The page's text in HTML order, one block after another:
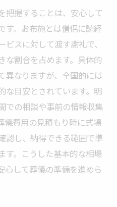
把握することは、安心して
す。お布施とは僧侶に読経
スに対して渡す謝礼で、
な割合を占めます。具体的
異なりますが、全国的には
な目安とされています。明
での相談や事前の情報収集
儀費用の見積もり時に式場
認し、納得できる範囲で準
す。こうした基本的な相場
心して葬儀の準備を進めら